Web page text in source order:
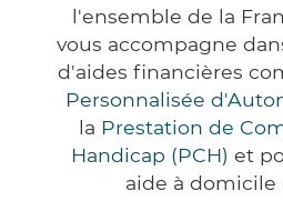
l'ensemble de la
vous accompagne
d'aides financières
Personnalisée
la Prestation de
Handicap (PCH) et
aide à domicile